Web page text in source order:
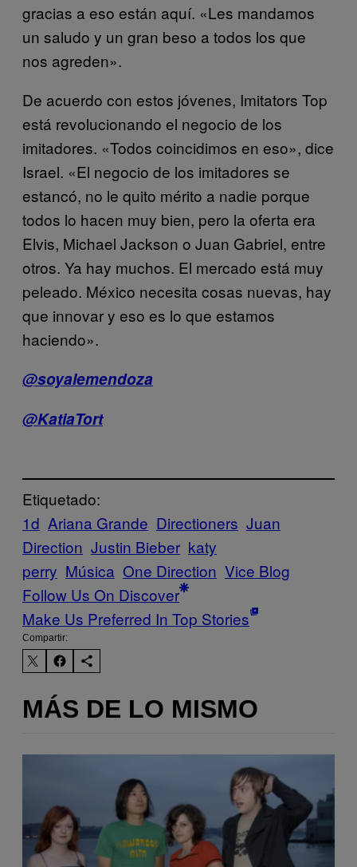
gracias a eso están aquí. «Les mandamos
un saludo y un gran beso a todos los que
nos agreden».
De acuerdo con estos jóvenes, Imitators Top
está revolucionando el negocio de los
imitadores. «Todos coincidimos en eso», dice
Israel. «El negocio de los imitadores se
estancó, no le quito mérito a nadie porque
todos lo hacen muy bien, pero la oferta era
Elvis, Michael Jackson o Juan Gabriel, entre
otros. Ya hay muchos. El mercado está muy
peleado. México necesita cosas nuevas, hay
que innovar y eso es lo que estamos
haciendo».
@soyalemendoza
@KatiaTort
Etiquetado:
1d Ariana Grande Directioners Juan
Direction Justin Bieber katy
perry Música One Direction Vice Blog
Follow Us On Discover
Make Us Preferred In Top Stories
Compartir:
MÁS DE LO MISMO